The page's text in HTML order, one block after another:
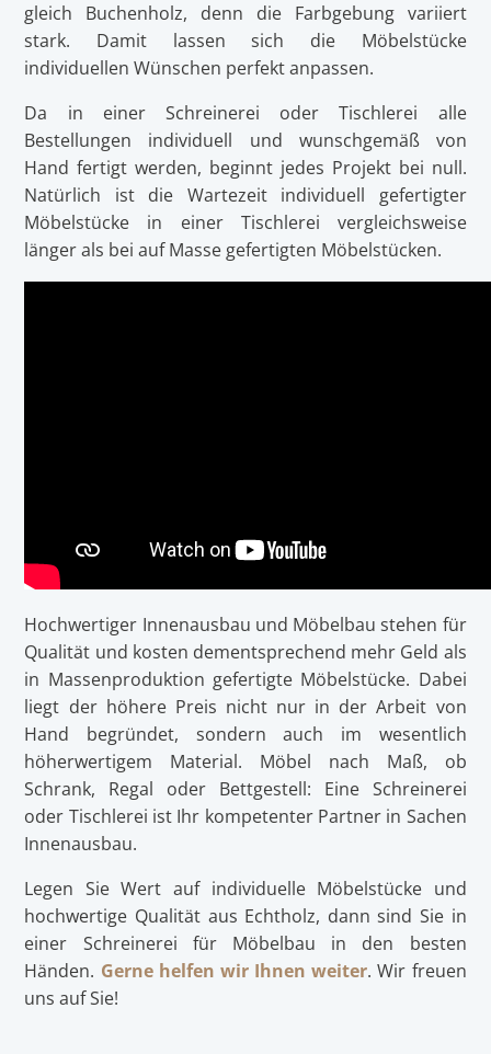
gleich Buchenholz, denn die Farbgebung variiert
stark. Damit lassen sich die Möbelstücke
individuellen Wünschen perfekt anpassen.
Da in einer Schreinerei oder Tischlerei alle
Bestellungen individuell und wunschgemäß von
Hand fertigt werden, beginnt jedes Projekt bei null.
Natürlich ist die Wartezeit individuell gefertigter
Möbelstücke in einer Tischlerei vergleichsweise
länger als bei auf Masse gefertigten Möbelstücken.
Hochwertiger Innenausbau und Möbelbau stehen für
Qualität und kosten dementsprechend mehr Geld als
in Massenproduktion gefertigte Möbelstücke. Dabei
liegt der höhere Preis nicht nur in der Arbeit von
Hand begründet, sondern auch im wesentlich
höherwertigem Material. Möbel nach Maß, ob
Schrank, Regal oder Bettgestell: Eine Schreinerei
oder Tischlerei ist Ihr kompetenter Partner in Sachen
Innenausbau.
Legen Sie Wert auf individuelle Möbelstücke und
hochwertige Qualität aus Echtholz, dann sind Sie in
einer Schreinerei für Möbelbau in den besten
Händen. Gerne helfen wir Ihnen weiter. Wir freuen
uns auf Sie!